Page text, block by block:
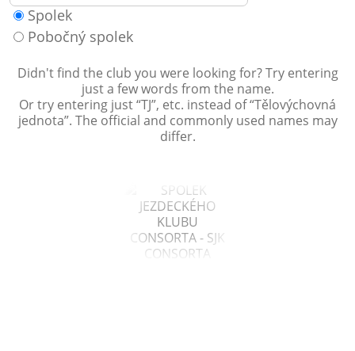
Spolek
Pobočný spolek
Didn't find the club you were looking for? Try entering
just a few words from the name.
Or try entering just “TJ”, etc. instead of “Tělovýchovná
jednota”. The official and commonly used names may
differ.